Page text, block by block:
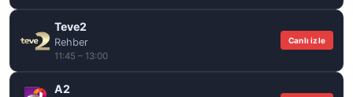
Teve2
Rehber
11:45 – 13:00
Canlı izle
A2